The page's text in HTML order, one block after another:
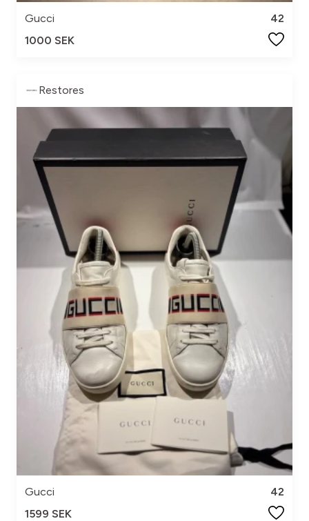
Gucci
42
1000 SEK
Restores
Gucci
42
1599 SEK